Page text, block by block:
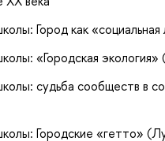
Город как
«Городская
судьба сообществ в
Городские «гетто»